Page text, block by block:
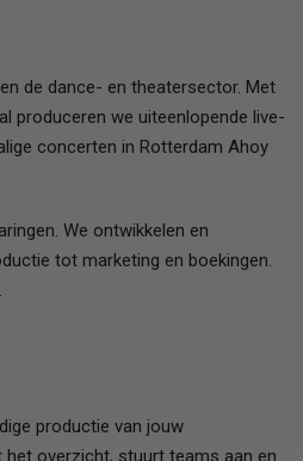
de dance- en theatersector. Met
produceren we uiteenlopende live-
concerten in Rotterdam Ahoy
We ontwikkelen en
tot marketing en boekingen.
productie van jouw
overzicht, stuurt teams aan en